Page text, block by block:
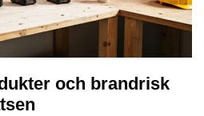
och brandrisk